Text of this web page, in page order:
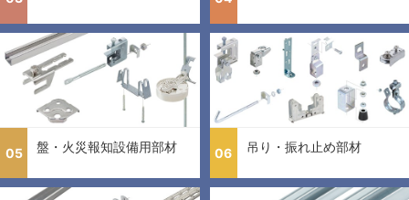
05 盤・火災報知設備用部材 06 吊り・振れ止め部材